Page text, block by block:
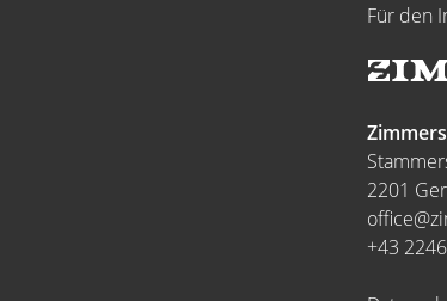
Für den
2201
+43